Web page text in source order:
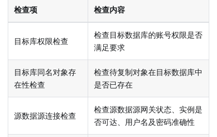
检查项 检查内容
目标库权限检查
检查目标数据库的账号权限是否
满足要求
目标库同名对象存
在性检查
检查待复制对象在目标数据库中
是否已存在
源数据源连接检查
检查源数据源网关状态、实例是
否可达、用户名及密码准确性